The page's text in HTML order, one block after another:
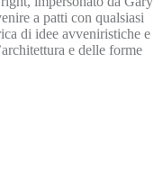
a patti con qualsiasi
di idee avveniristiche e
e delle forme